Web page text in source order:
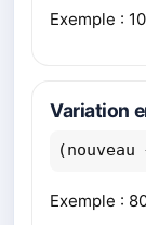
Exemple :
Variation
Exemple :